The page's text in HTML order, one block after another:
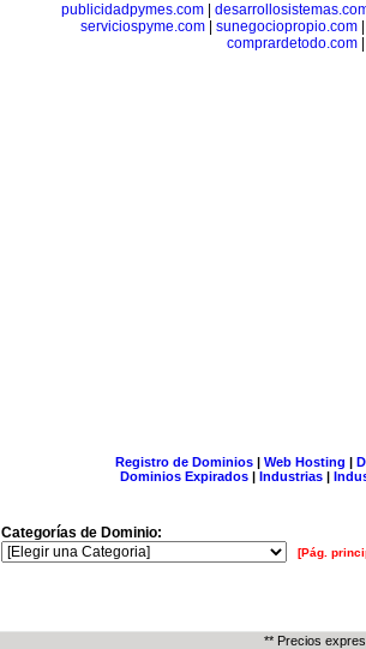
publicidadpymes.com
serviciospyme.com
sunegociopropio.com
comprardetodo.com|
Registro de Dominios| Web Hosting |
Dominios Expirados | Industrias |
Categorías de Dominio:
[Pág.
** Precios